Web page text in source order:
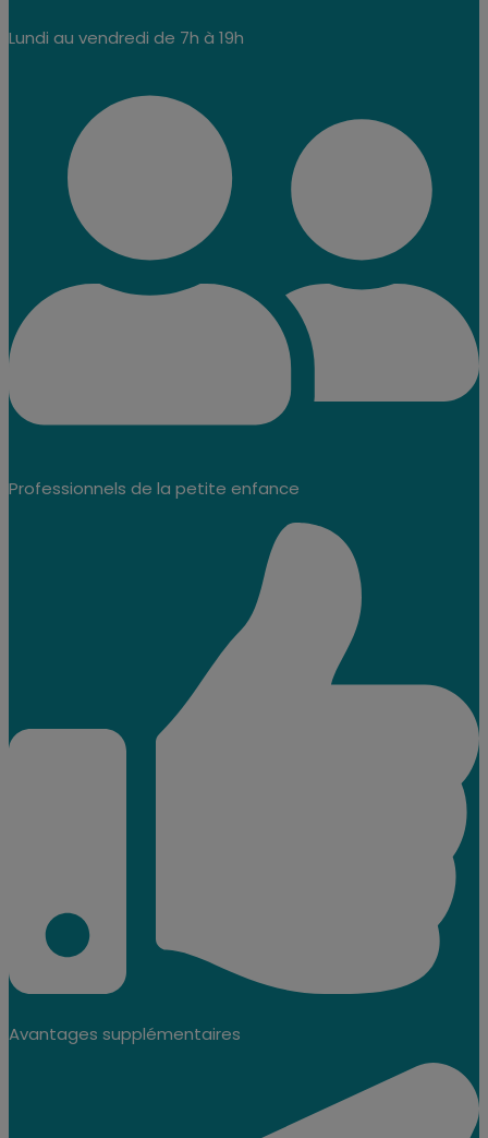
Lundi au vendredi de 7h à 19h
Professionnels de la petite enfance
Avantages supplémentaires